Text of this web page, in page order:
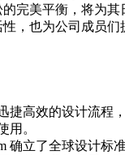
完美平衡，将为其
，也为公司成员们
捷高效的设计流程
用。
确立了全球设计标